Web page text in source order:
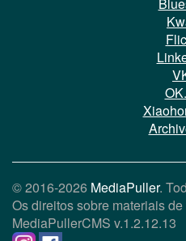
© 2016-2026 MediaPuller.
Os direitos sobre materiais
MediaPullerCMS v.1.2.12.13